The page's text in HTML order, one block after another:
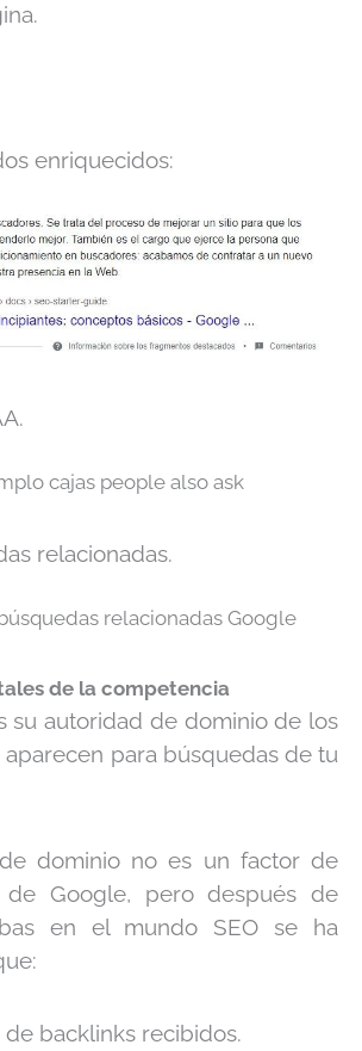
enriquecidos:
relacionadas.
de la competencia
su autoridad de dominio de los
para búsquedas de tu
dominio no es un factor de
de Google, pero después de
en el mundo SEO se ha
backlinks recibidos.